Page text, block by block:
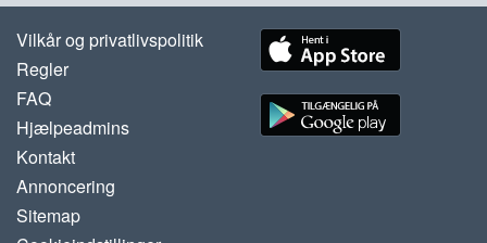
Vilkår og privatlivspolitik
Regler
FAQ
Hjælpeadmins
Kontakt
Annoncering
Sitemap